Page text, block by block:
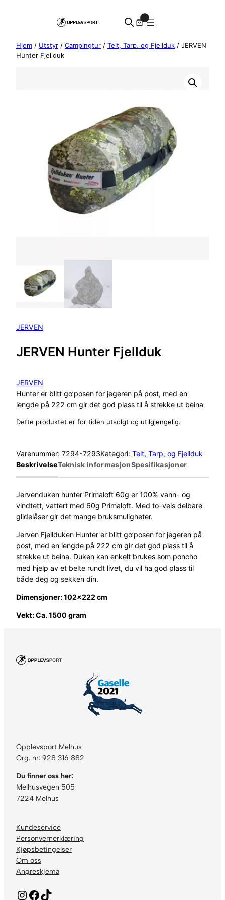
Hjem / Utstyr / Campingtur / Telt, Tarp, og Fjellduk / JERVEN
Hunter Fjellduk
JERVEN
JERVEN Hunter Fjellduk
JERVEN
Hunter er blitt go’posen for jegeren på post, med en
lengde på 222 cm gir det god plass til å strekke ut beina
Dette produktet er for tiden utsolgt og utilgjengelig.
Varenummer: 7294-7293Kategori: Telt, Tarp, og Fjellduk
BeskrivelseTeknisk informasjonSpesifikasjoner
Jervenduken hunter Primaloft 60g er 100% vann- og
vindtett, vattert med 60g Primaloft. Med to-veis delbare
glidelåser gir det mange bruksmuligheter.
Jerven Fjellduken Hunter er blitt go’posen for jegeren på
post, med en lengde på 222 cm gir det god plass til å
strekke ut beina. Duken kan enkelt brukes som poncho
med hjelp av et belte rundt livet, du vil ha god plass til
både deg og sekken din.
Dimensjoner: 102×222 cm
Vekt: Ca. 1500 gram
Opplevsport Melhus
Org. nr: 928 316 882
Du finner oss her:
Melhusvegen 505
7224 Melhus
Kundeservice
Personvernerklæring
Kjøpsbetingelser
Om oss
Angreskjema
Instagram Facebook TikTok